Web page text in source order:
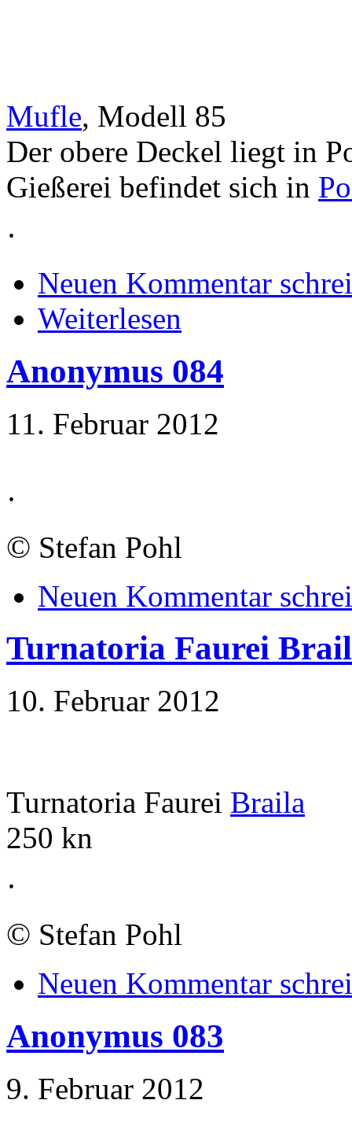
Mufle, Modell 85
Der obere Deckel liegt in
Gießerei befindet sich in
·
Neuen Kommentar
Weiterlesen
Anonymus 084
11. Februar 2012
·
© Stefan Pohl
Neuen Kommentar
Turnatoria Faurei
10. Februar 2012
Turnatoria Faurei Braila
250 kn
·
© Stefan Pohl
Neuen Kommentar
Anonymus 083
9. Februar 2012